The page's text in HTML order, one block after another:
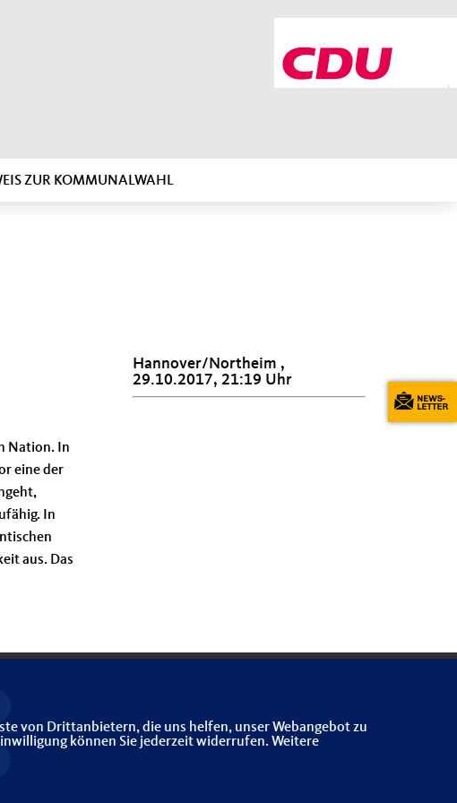
ZUR KOMMUNALWAHL
Nation. In
eine der
In
aus. Das
Hannover/Northeim ,
29.10.2017, 21:19 Uhr
von Drittanbietern, die uns helfen, unser Webangebot zu
können Sie jederzeit widerrufen. Weitere